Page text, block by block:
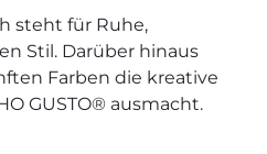
steht für Ruhe,
Stil. Darüber hinaus
Farben die kreative
GUSTO® ausmacht.